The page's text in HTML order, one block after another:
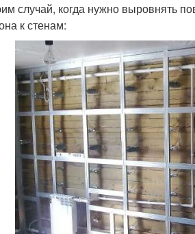
случай, когда нужно выровнять
к стенам: